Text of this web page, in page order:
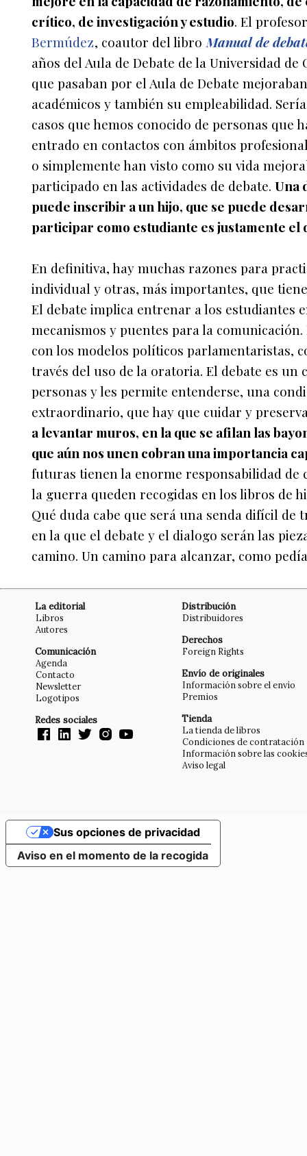
crítico, de investigación y estudio. El
Bermúdez, coautor del libro Manual de
años del Aula de Debate de la Universidad
que pasaban por el Aula de Debate
académicos y también su empleabilidad.
casos que hemos conocido de personas que
entrado en contactos con ámbitos
o simplemente han visto como su vida
participado en las actividades de debate. Una
puede inscribir a un hijo, que se puede
participar como estudiante es justamente el
En definitiva, hay muchas razones para
individual y otras, más importantes, que
El debate implica entrenar a los estudiantes
mecanismos y puentes para la
con los modelos políticos parlamentaristas,
través del uso de la oratoria. El debate es un
personas y les permite entenderse, una
extraordinario, que hay que cuidar y
a levantar muros, en la que se afilan las
que aún nos unen cobran una importancia
futuras tienen la enorme responsabilidad de
la guerra queden recogidas en los libros de
Qué duda cabe que será una senda difícil
en la que el debate y el dialogo serán las
camino. Un camino para alcanzar, como
La editorial
Libros
Autores
Comunicación
Agenda
Contacto
Newsletter
Logotipos
Redes sociales
Distribución
Distribuidores
Derechos
Foreign Rights
Envío de originales
Información sobre el envío
Premios
Tienda
La tienda de libros
Condiciones de contratación
Información sobre las
Aviso legal
Aviso en el momento de la recogida
Sus opciones de privacidad